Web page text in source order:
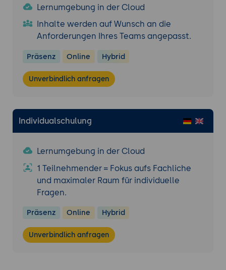
Lernumgebung in der Cloud
Inhalte werden auf Wunsch an die
Anforderungen Ihres Teams angepasst.
Präsenz Online Hybrid
Unverbindlich anfragen
Individualschulung
Lernumgebung in der Cloud
1 Teilnehmender = Fokus aufs Fachliche
und maximaler Raum für individuelle
Fragen.
Präsenz Online Hybrid
Unverbindlich anfragen